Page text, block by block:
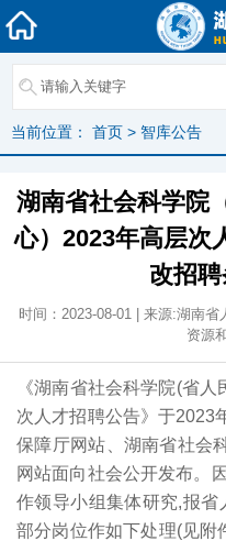
当前位置： 首页 > 智库公告
湖南省社会科学院
心）2023年高层次
改招
时间：2023-08-01 | 来源:湖南
资源
《湖南省社会科学院(省
次人才招聘公告》于2023
保障厅网站、湖南省社会
网站面向社会公开发布。
作领导小组集体研究,报
部分岗位作如下处理(见附